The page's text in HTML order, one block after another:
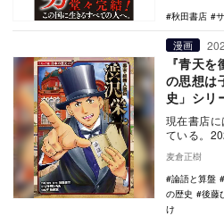
秋田書店
漫画
『青天
の思想
史」シリ
現在書店
ている。
描かれるこ…
麦倉正樹
論語と算盤
の歴史
後藤
け